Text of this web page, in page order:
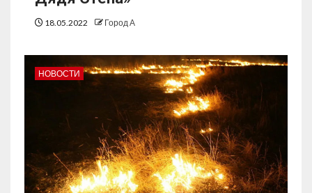
18.05.2022 Город А
НОВОСТИ